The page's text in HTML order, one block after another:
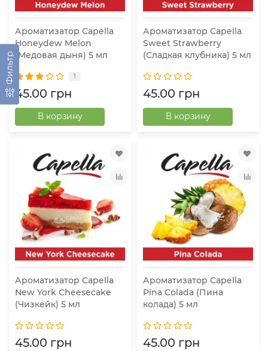
Фильтр
Ароматизатор Capella
Honeydew Melon
(Медовая дыня) 5 мл
1
45.00 грн
В корзину
Ароматизатор Capella
Sweet Strawberry
(Сладкая клубника) 5 мл
45.00 грн
В корзину
Ароматизатор Capella
New York Cheesecake
(Чизкейк) 5 мл
45.00 грн
Ароматизатор Capella
Pina Colada (Пина
колада) 5 мл
45.00 грн